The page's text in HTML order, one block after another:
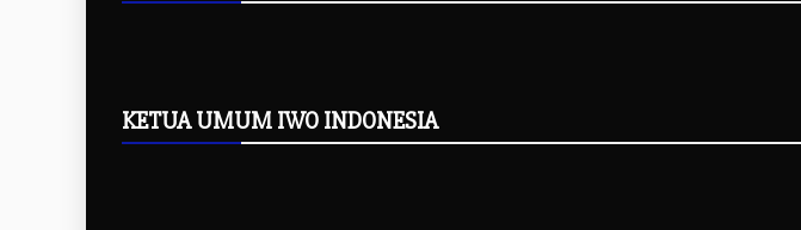
KETUA UMUM IWO INDONESIA